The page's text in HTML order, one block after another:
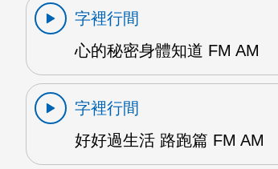
字裡行間
心的秘密身體知道 FM AM
字裡行間
好好過生活 路跑篇 FM AM